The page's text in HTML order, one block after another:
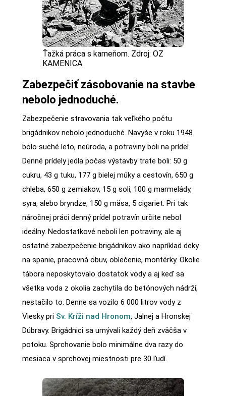
Ťažká práca s kameňom. Zdroj: OZ
KAMENICA
Zabezpečiť zásobovanie na stavbe
nebolo jednoduché.
Zabezpečenie stravovania tak veľkého počtu
brigádnikov nebolo jednoduché. Navyše v roku 1948
bolo suché leto, neúroda, a potraviny boli na prídel.
Denné prídely jedla počas výstavby trate boli: 50 g
cukru, 43 g tuku, 177 g bielej múky a cestovín, 650 g
chleba, 650 g zemiakov, 15 g soli, 100 g marmelády,
syra, alebo bryndze, 150 g mäsa, 5 cigariet. Pri tak
náročnej práci denný prídel potravín určite nebol
ideálny. Nedostatkové neboli len potraviny, ale aj
ostatné zabezpečenie brigádnikov ako napríklad deky
na spanie, pracovná obuv, oblečenie, montérky. Okolie
tábora neposkytovalo dostatok vody a aj keď sa
všetka voda z okolia zachytila do betónových nádrží,
nestačilo to. Denne sa vozilo 6 000 litrov vody z
Viesky pri Sv. Kríži nad Hronom, Jalnej a Hronskej
Dúbravy. Brigádnici sa umývali každý deň zväčša v
potoku. Sprchovanie bolo minimálne dva razy do
mesiaca v sprchovej miestnosti pre 30 ľudí.